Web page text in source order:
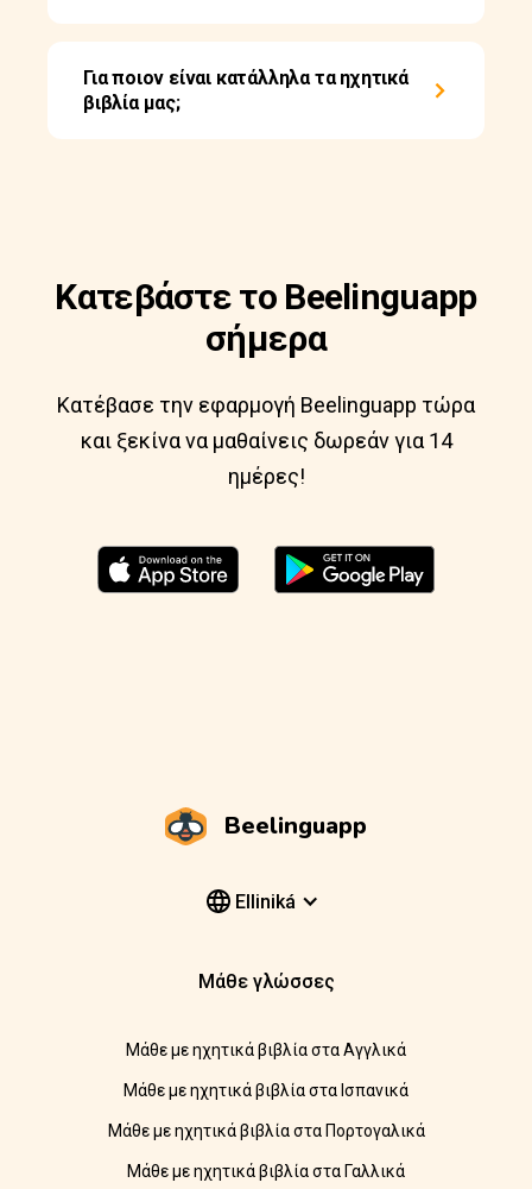
Για ποιον είναι κατάλληλα τα ηχητικά
βιβλία μας;
Κατεβάστε το Beelinguapp
σήμερα
Κατέβασε την εφαρμογή Beelinguapp τώρα
και ξεκίνα να μαθαίνεις δωρεάν για 14
ημέρες!
Beelinguapp
Elliniká
Μάθε γλώσσες
Μάθε με ηχητικά βιβλία στα Αγγλικά
Μάθε με ηχητικά βιβλία στα Ισπανικά
Μάθε με ηχητικά βιβλία στα Πορτογαλικά
Μάθε με ηχητικά βιβλία στα Γαλλικά